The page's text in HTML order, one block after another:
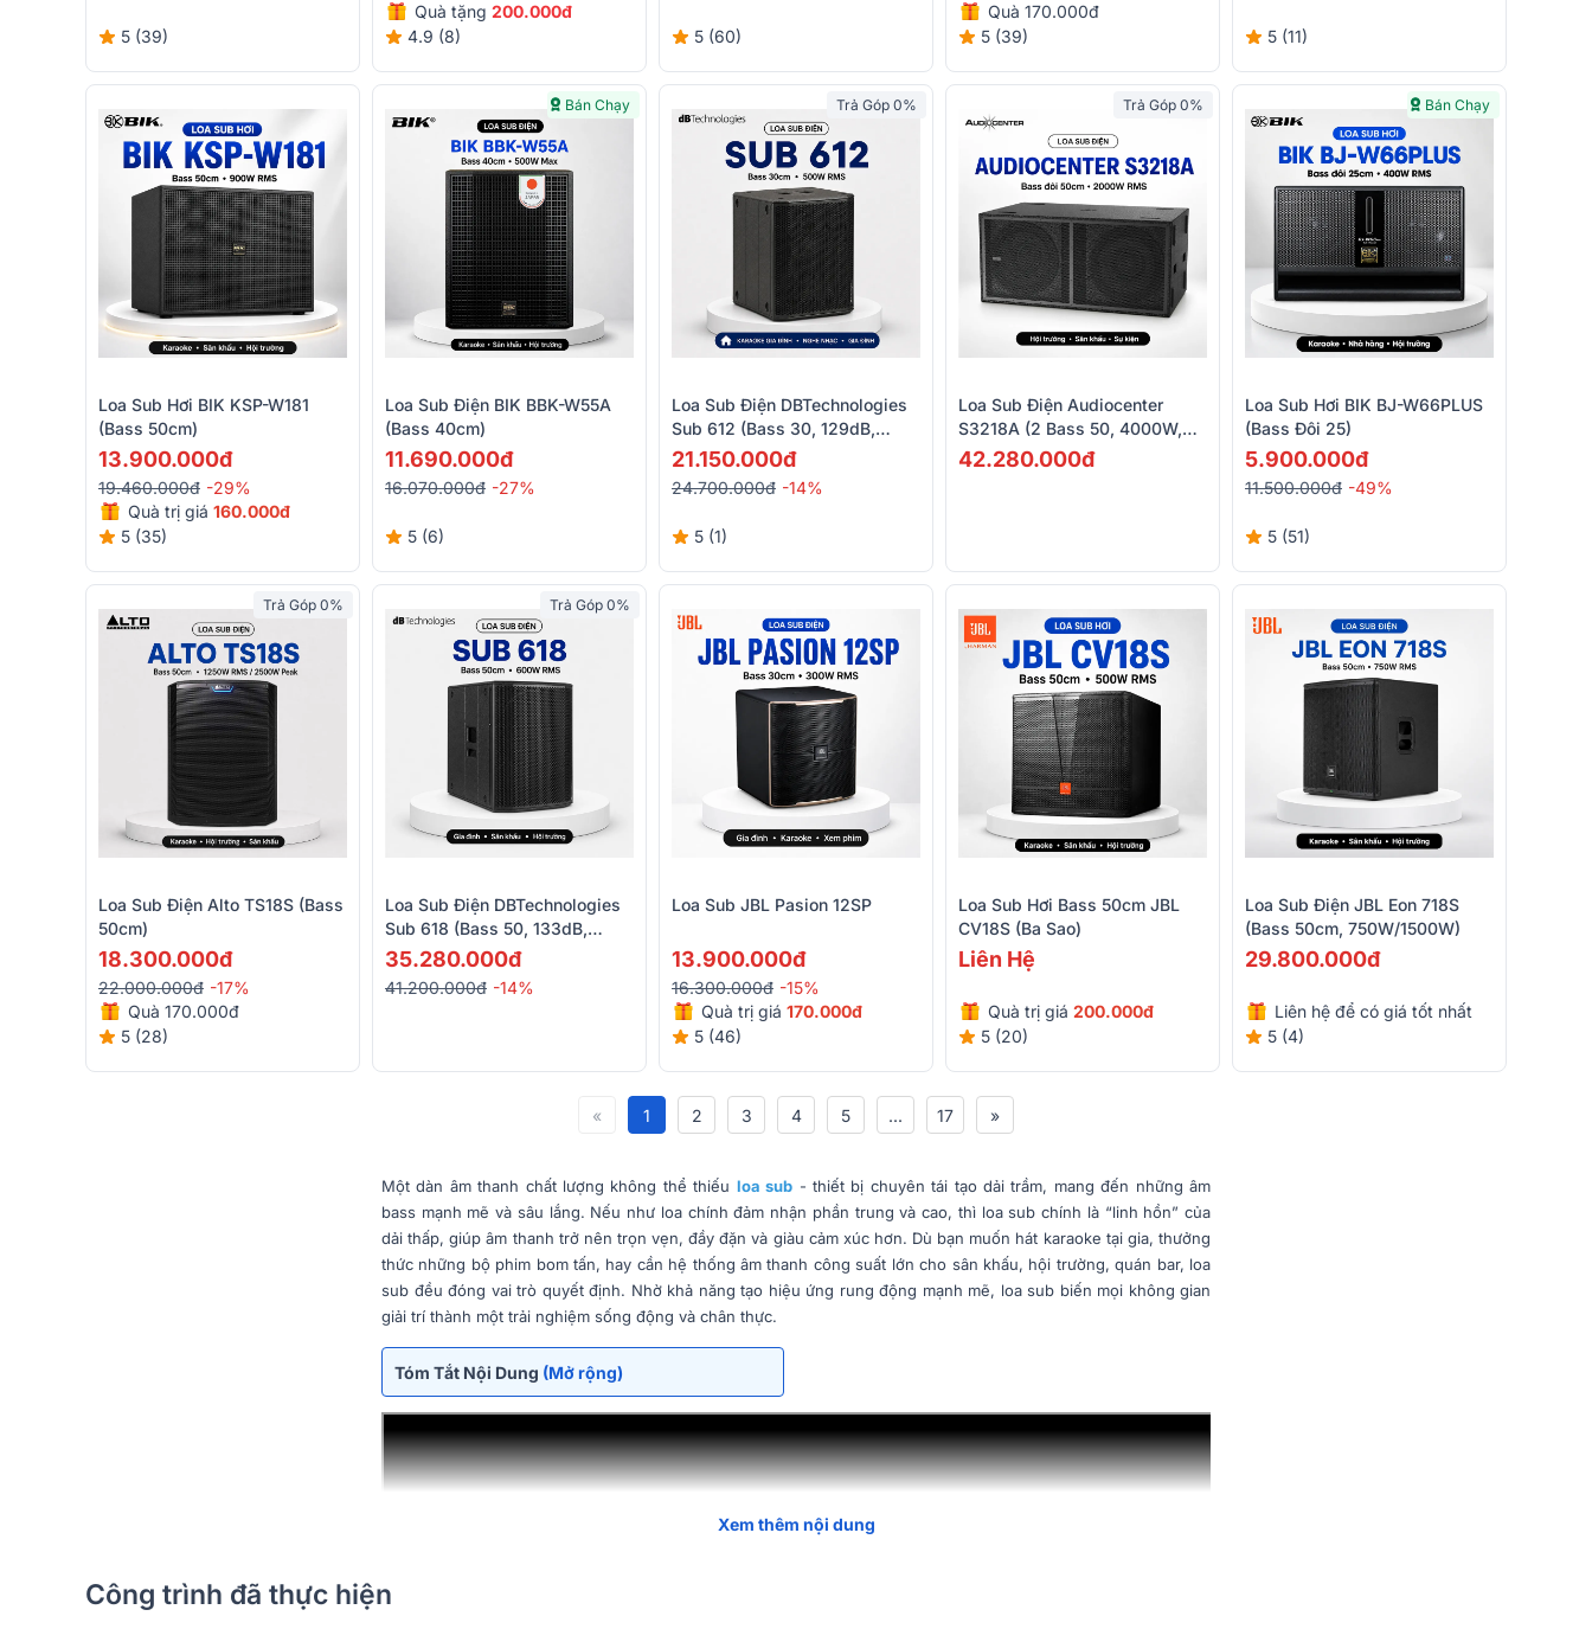
5 (39)
Quà tặng 200.000đ
4.9 (8)
5 (60)
Quà 170.000đ
5 (39)
5 (11)
Loa Sub Hơi BIK KSP-W181
(bass 50cm)
13.900.000đ
19.460.000đ -29%
Quà trị giá 160.000đ
5 (35)
Bán Chạy
Loa Sub Điện BIK BBK-W55A
(Bass 40cm)
11.690.000đ
16.070.000đ -27%
5 (6)
Trả Góp 0%
Loa Sub Điện DBTechnologies
Sub 612 (Bass 30, 129dB,
Class D)
21.150.000đ
24.700.000đ -14%
5 (1)
Trả Góp 0%
Loa Sub Điện Audiocenter
S3218A (2 Bass 50, 4000W,
Class D)
42.280.000đ
Bán Chạy
Loa Sub Hơi BIK BJ-W66PLUS
(bass Đôi 25)
5.900.000đ
11.500.000đ -49%
5 (51)
Trả Góp 0%
Loa Sub Điện Alto TS18S (bass
50cm)
18.300.000đ
22.000.000đ -17%
Quà 170.000đ
5 (28)
Trả Góp 0%
Loa Sub Điện DBTechnologies
Sub 618 (Bass 50, 133dB,
600W RMS, Class D)
35.280.000đ
41.200.000đ -14%
Loa Sub JBL Pasion 12SP
13.900.000đ
16.300.000đ -15%
Quà trị giá 170.000đ
5 (46)
Loa Sub Hơi Bass 50cm JBL
CV18S (Ba Sao)
Liên Hệ
Quà trị giá 200.000đ
5 (20)
Loa Sub Điện JBL Eon 718S
(bass 50cm, 750W/1500W)
29.800.000đ
Liên hệ để có giá tốt nhất
5 (4)
« 1 2 3 4 5 ... 17 »
Một dàn âm thanh chất lượng không thể thiếu loa sub - thiết bị chuyên tái tạo dải trầm, mang đến những âm
bass mạnh mẽ và sâu lắng. Nếu như loa chính đảm nhận phần trung và cao, thì loa sub chính là “linh hồn” của
dải thấp, giúp âm thanh trở nên trọn vẹn, đầy đặn và giàu cảm xúc hơn. Dù bạn muốn hát karaoke tại gia, thưởng
thức những bộ phim bom tấn, hay cần hệ thống âm thanh công suất lớn cho sân khấu, hội trường, quán bar, loa
sub đều đóng vai trò quyết định. Nhờ khả năng tạo hiệu ứng rung động mạnh mẽ, loa sub biến mọi không gian
giải trí thành một trải nghiệm sống động và chân thực.
Tóm Tắt Nội Dung (Mở rộng)
Xem thêm nội dung
Công trình đã thực hiện